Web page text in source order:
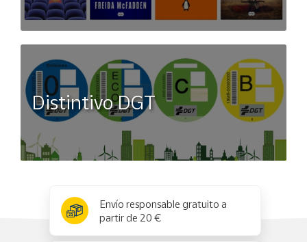
Distintivo DGT
Envío responsable gratuito a
partir de 20 €